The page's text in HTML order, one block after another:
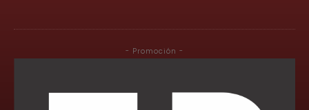
- Promoción -